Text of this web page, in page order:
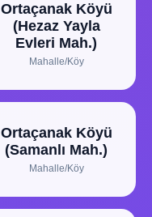
Ortaçanak Köyü
(Hezaz Yayla
Evleri Mah.)
Mahalle/Köy
Ortaçanak Köyü
(Samanlı Mah.)
Mahalle/Köy